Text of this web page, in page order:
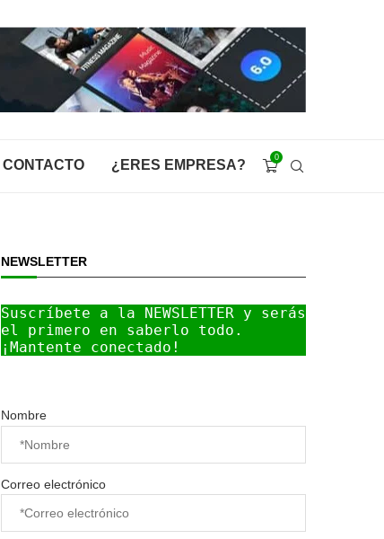
CONTACTO ¿ERES EMPRESA? 0
NEWSLETTER
Suscríbete a la NEWSLETTER y serás
el primero en saberlo todo.
¡Mantente conectado!
Nombre
Correo electrónico